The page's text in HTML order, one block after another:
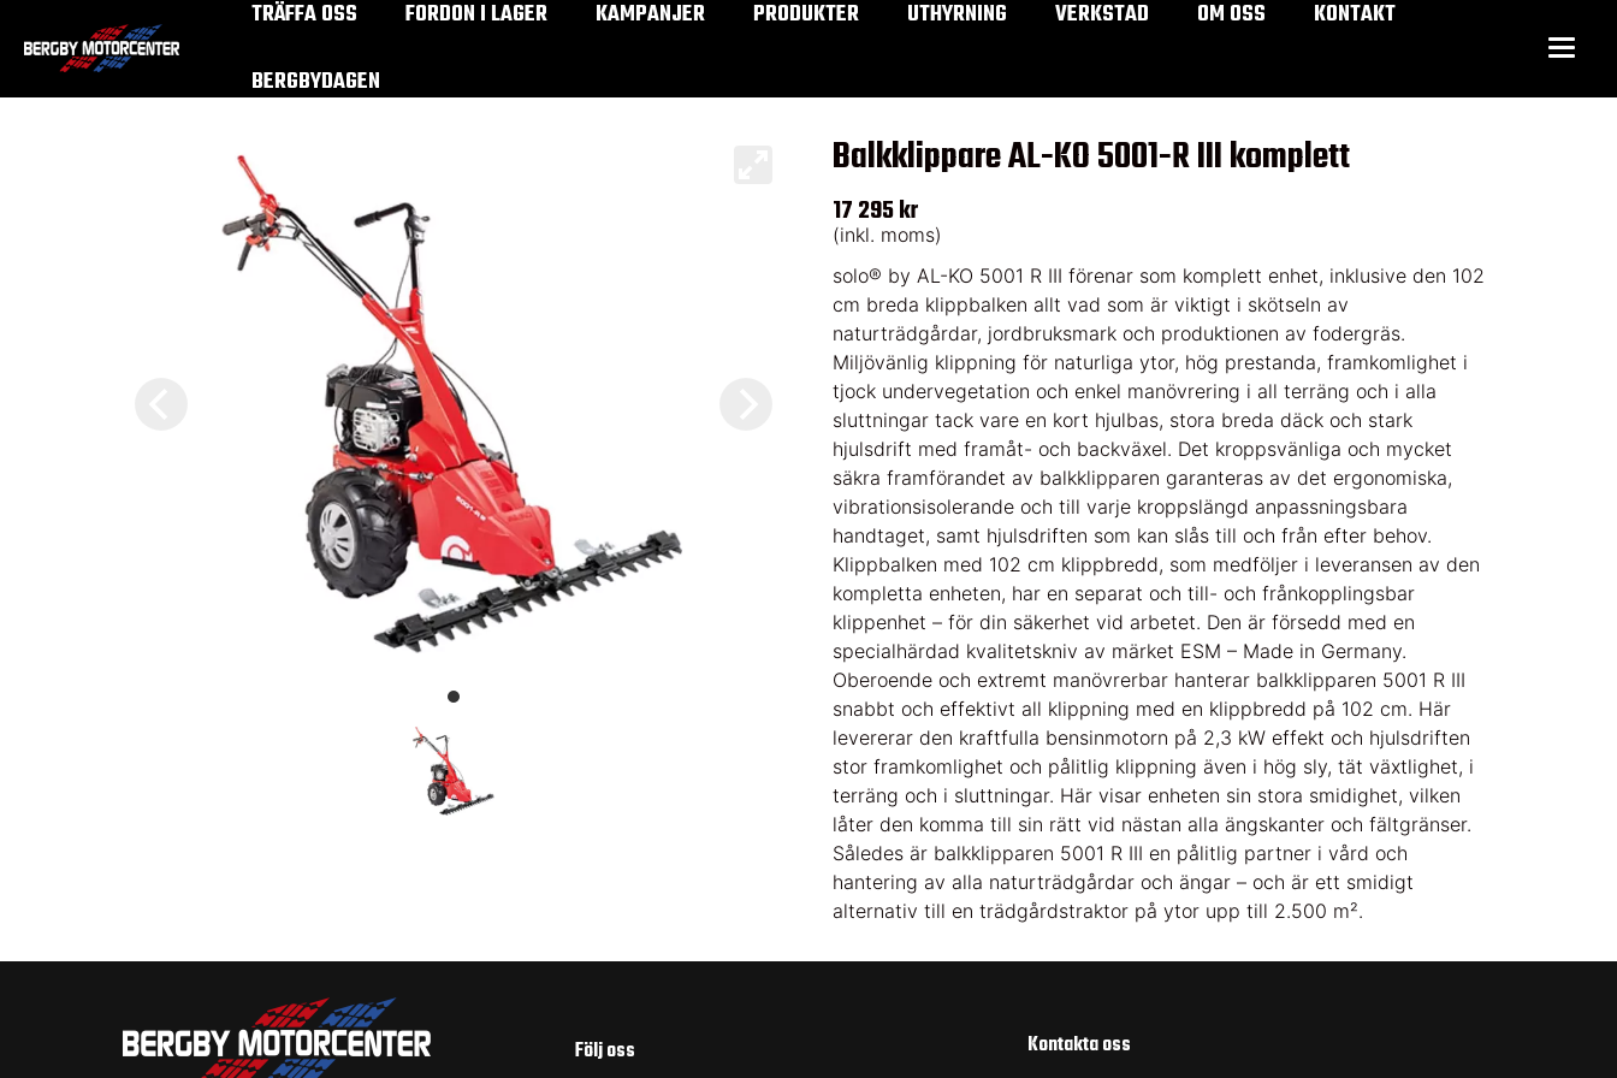
TRÄFFA OSS FORDON I LAGER KAMPANJER PRODUKTER UTHYRNING VERKSTAD OM OSS
KONTAKT
BERGBYDAGEN
Balkklippare AL-KO 5001-R III komplett
17 295 kr
(inkl. moms)
solo® by AL-KO 5001 R III förenar som komplett enhet, inklusive den 102
cm breda klippbalken allt vad som är viktigt i skötseln av
naturträdgårdar, jordbruksmark och produktionen av fodergräs.
Miljövänlig klippning för naturliga ytor, hög prestanda, framkomlighet i
tjock undervegetation och enkel manövrering i all terräng och i alla
sluttningar tack vare en kort hjulbas, stora breda däck och stark
hjulsdrift med framåt- och backväxel. Det kroppsvänliga och mycket
säkra framförandet av balkklipparen garanteras av det ergonomiska,
vibrationsisolerande och till varje kroppslängd anpassningsbara
handtaget, samt hjulsdriften som kan slås till och från efter behov.
Klippbalken med 102 cm klippbredd, som medföljer i leveransen av den
kompletta enheten, har en separat och till- och frånkopplingsbar
klippenhet – för din säkerhet vid arbetet. Den är försedd med en
specialhärdad kvalitetskniv av märket ESM – Made in Germany.
Oberoende och extremt manövrerbar hanterar balkklipparen 5001 R III
snabbt och effektivt all klippning med en klippbredd på 102 cm. Här
levererar den kraftfulla bensinmotorn på 2,3 kW effekt och hjulsdriften
stor framkomlighet och pålitlig klippning även i hög sly, tät växtlighet, i
terräng och i sluttningar. Här visar enheten sin stora smidighet, vilken
låter den komma till sin rätt vid nästan alla ängskanter och fältgränser.
Således är balkklipparen 5001 R III en pålitlig partner i vård och
hantering av alla naturträdgårdar och ängar – och är ett smidigt
alternativ till en trädgårdstraktor på ytor upp till 2.500 m².
Följ oss Kontakta oss